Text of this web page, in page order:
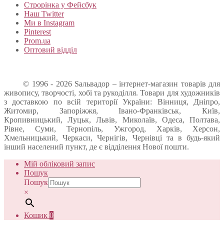
Строрінка у Фейсбук
Наш Twitter
Ми в Instagram
Pinterest
Prom.ua
Оптовий відділ
© 1996 - 2026 Sальвадор – інтернет-магазин товарів для
живопису, творчості, хобі та рукоділля. Товари для художників
з доставкою по всій території України: Вінниця, Дніпро,
Житомир, Запоріжжя, Івано-Франківськ, Київ,
Кропивницький, Луцьк, Львів, Миколаїв, Одеса, Полтава,
Рівне, Суми, Тернопіль, Ужгород, Харків, Херсон,
Хмельницький, Черкаси, Чернігів, Чернівці та в будь-який
інший населений пункт, де є відділення Нової пошти.
Мій обліковий запис
Пошук
Пошук
×
Кошик 0